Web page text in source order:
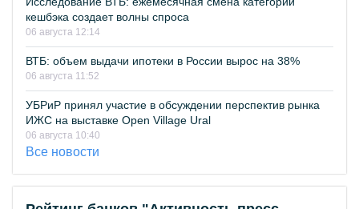
кешбэка создает волны спроса
06 августа 12:14
ВТБ: объем выдачи ипотеки в России вырос на 38%
06 августа 11:52
УБРиР принял участие в обсуждении перспектив рынка
ИЖС на выставке Open Village Ural
06 августа 10:40
Все новости